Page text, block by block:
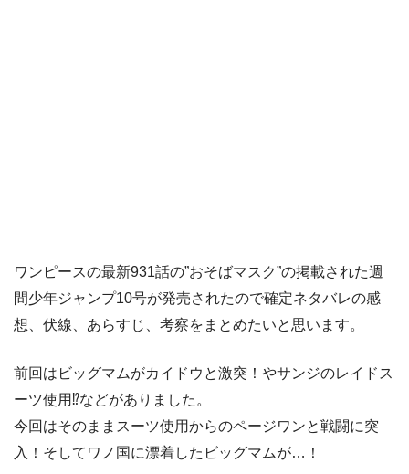
ワンピースの最新931話の”おそばマスク”の掲載された週
間少年ジャンプ10号が発売されたので確定ネタバレの感
想、伏線、あらすじ、考察をまとめたいと思います。
前回はビッグマムがカイドウと激突！やサンジのレイドス
ーツ使用⁉︎などがありました。
今回はそのままスーツ使用からのページワンと戦闘に突
入！そしてワノ国に漂着したビッグマムが…！